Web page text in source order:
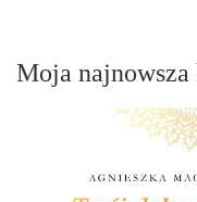
Moja najnowsza